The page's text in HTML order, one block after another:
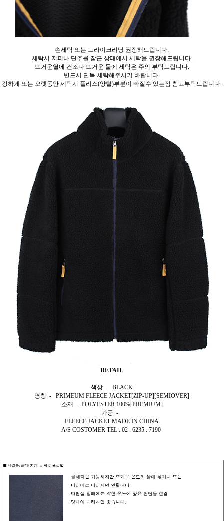
손세탁 또는 드라이크리닝 권장해드립니다.
세탁시 지퍼나 단추를 잠근 상태에서 세탁을 권장해드립니다.
뜨거운열에 건조나 뜨거운 물에 세탁은 주의 부탁드립니다.
반드시 단독 세탁해주시기 바랍니다.
강하게 또는 오랫동안 세탁시 플리스(양털)부분이 빠질수 있는점 참고부탁드립니다.
DETAIL
색상 - BLACK
명칭 - PRIMEUM FLEECE JACKET[ZIP-UP][SEMIOVER]
소재 - POLYESTER 100%[PREMIUM]
가공 -
FLEECE JACKET MADE IN CHINA
A/S COSTOMER TEL : 02 . 6235 . 7190